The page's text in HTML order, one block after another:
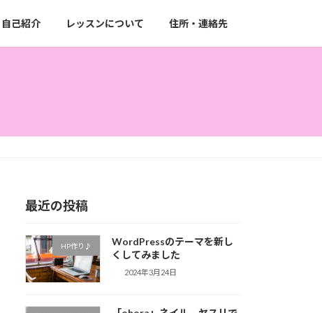
自己紹介 レッスンについて 住所・連絡先
最近の投稿
HP作り♪
WordPressのテーマを新し
くしてみました
2024年3月24日